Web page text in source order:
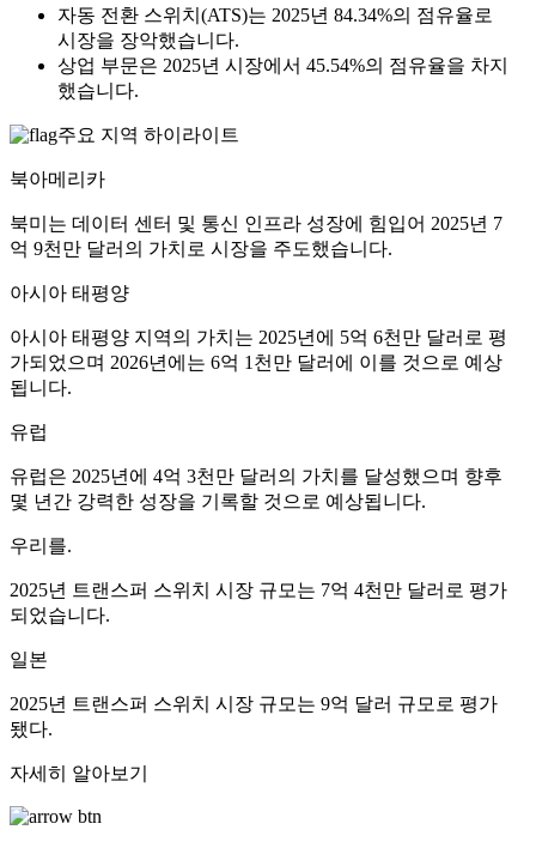
자동 전환 스위치(ATS)는 2025년 84.34%의 점유율로
시장을 장악했습니다.
상업 부문은 2025년 시장에서 45.54%의 점유율을 차지
했습니다.
주요 지역 하이라이트
북아메리카
북미는 데이터 센터 및 통신 인프라 성장에 힘입어 2025년 7
억 9천만 달러의 가치로 시장을 주도했습니다.
아시아 태평양
아시아 태평양 지역의 가치는 2025년에 5억 6천만 달러로 평
가되었으며 2026년에는 6억 1천만 달러에 이를 것으로 예상
됩니다.
유럽
유럽은 2025년에 4억 3천만 달러의 가치를 달성했으며 향후
몇 년간 강력한 성장을 기록할 것으로 예상됩니다.
우리를.
2025년 트랜스퍼 스위치 시장 규모는 7억 4천만 달러로 평가
되었습니다.
일본
2025년 트랜스퍼 스위치 시장 규모는 9억 달러 규모로 평가
됐다.
자세히 알아보기